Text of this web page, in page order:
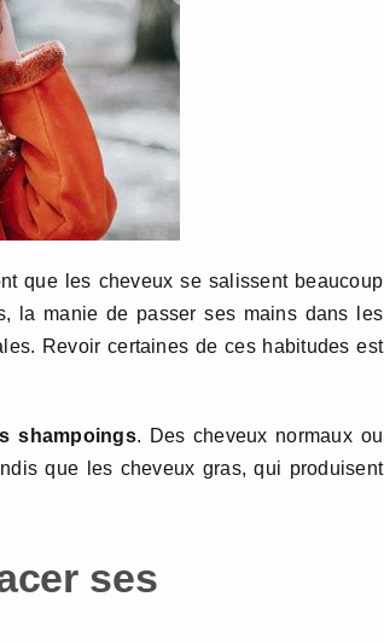
que les cheveux se salissent beaucoup
la manie de passer ses mains dans les
Revoir certaines de ces habitudes est
shampoings. Des cheveux normaux ou
que les cheveux gras, qui produisent
ses